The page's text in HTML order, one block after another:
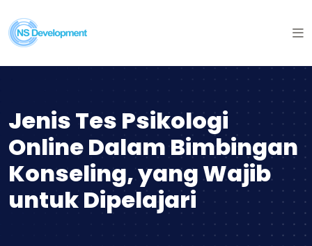
Jenis Tes Psikologi
Online Dalam Bimbingan
Konseling, yang Wajib
untuk Dipelajari